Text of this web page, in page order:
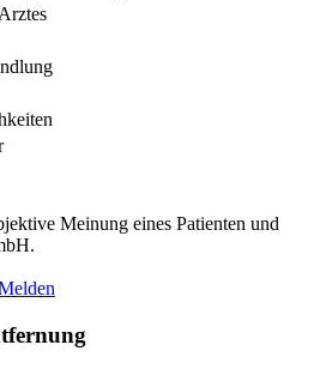
Meinung eines Patienten und